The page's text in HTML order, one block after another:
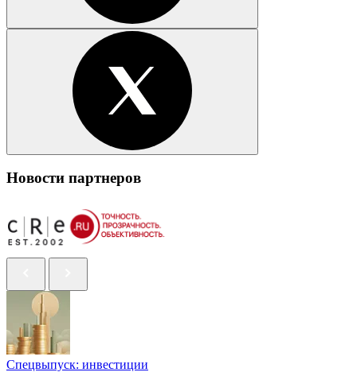
Новости партнеров
Спецвыпуск: инвестиции